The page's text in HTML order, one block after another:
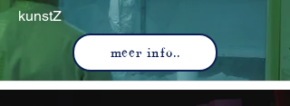
kunstZ
meer info..